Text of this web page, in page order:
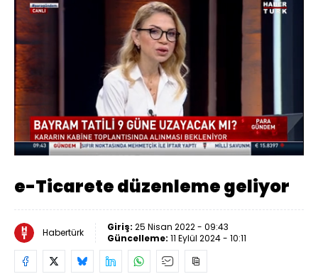
Sesi
Aç
Yüklendi:
36.79%
Oynatma
Hızı
e-Ticarete düzenleme geliyor
Habertürk Giriş: 25 Nisan 2022 - 09:43
Güncelleme: 11 Eylül 2024 - 10:11